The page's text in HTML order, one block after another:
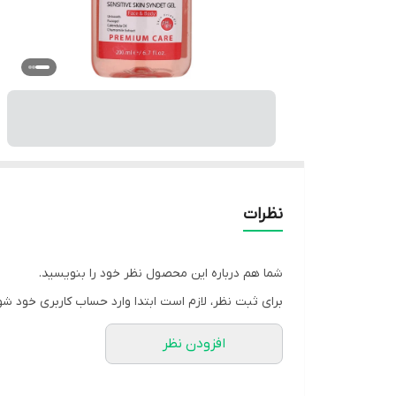
نظرات
شما هم درباره این محصول نظر خود را بنویسید.
برای ثبت نظر، لازم است ابتدا وارد حساب کاربری خود
افزودن نظر